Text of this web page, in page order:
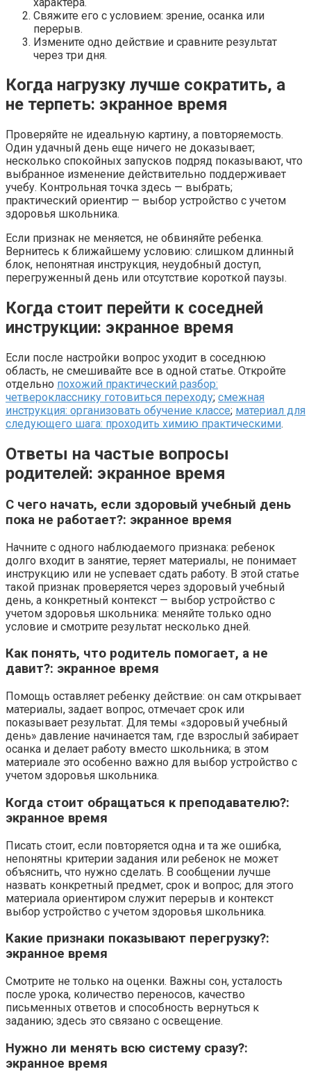
Свяжите его с условием: зрение, осанка или
перерыв.
Измените одно действие и сравните результат
через три дня.
Когда нагрузку лучше сократить, а
не терпеть: экранное время
Проверяйте не идеальную картину, а повторяемость.
Один удачный день еще ничего не доказывает;
несколько спокойных запусков подряд показывают, что
выбранное изменение действительно поддерживает
учебу. Контрольная точка здесь — выбрать;
практический ориентир — выбор устройство с учетом
здоровья школьника.
Если признак не меняется, не обвиняйте ребенка.
Вернитесь к ближайшему условию: слишком длинный
блок, непонятная инструкция, неудобный доступ,
перегруженный день или отсутствие короткой паузы.
Когда стоит перейти к соседней
инструкции: экранное время
Если после настройки вопрос уходит в соседнюю
область, не смешивайте все в одной статье. Откройте
отдельно похожий практический разбор:
четверокласснику готовиться переходу; смежная
инструкция: организовать обучение классе; материал для
следующего шага: проходить химию практическими.
Ответы на частые вопросы
родителей: экранное время
С чего начать, если здоровый учебный день
пока не работает?: экранное время
Начните с одного наблюдаемого признака: ребенок
долго входит в занятие, теряет материалы, не понимает
инструкцию или не успевает сдать работу. В этой статье
такой признак проверяется через здоровый учебный
день, а конкретный контекст — выбор устройство с
учетом здоровья школьника: меняйте только одно
условие и смотрите результат несколько дней.
Как понять, что родитель помогает, а не
давит?: экранное время
Помощь оставляет ребенку действие: он сам открывает
материалы, задает вопрос, отмечает срок или
показывает результат. Для темы «здоровый учебный
день» давление начинается там, где взрослый забирает
осанка и делает работу вместо школьника; в этом
материале это особенно важно для выбор устройство с
учетом здоровья школьника.
Когда стоит обращаться к преподавателю?:
экранное время
Писать стоит, если повторяется одна и та же ошибка,
непонятны критерии задания или ребенок не может
объяснить, что нужно сделать. В сообщении лучше
назвать конкретный предмет, срок и вопрос; для этого
материала ориентиром служит перерыв и контекст
выбор устройство с учетом здоровья школьника.
Какие признаки показывают перегрузку?:
экранное время
Смотрите не только на оценки. Важны сон, усталость
после урока, количество переносов, качество
письменных ответов и способность вернуться к
заданию; здесь это связано с освещение.
Нужно ли менять всю систему сразу?:
экранное время